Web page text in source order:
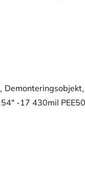
, Demonteringsobjekt,
-17 430mil